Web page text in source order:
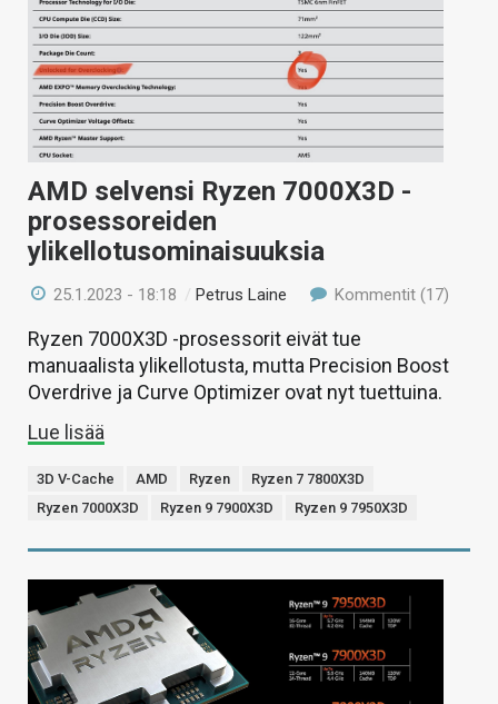
AMD selvensi Ryzen 7000X3D -
prosessoreiden
ylikellotusominaisuuksia
25.1.2023 - 18:18 /Petrus Laine Kommentit (17)
Ryzen 7000X3D -prosessorit eivät tue
manuaalista ylikellotusta, mutta Precision Boost
Overdrive ja Curve Optimizer ovat nyt tuettuina.
Lue lisää
3D V-Cache AMD Ryzen
Ryzen 7 7800X3D
Ryzen 7000X3D
Ryzen 9 7900X3D Ryzen 9 7950X3D